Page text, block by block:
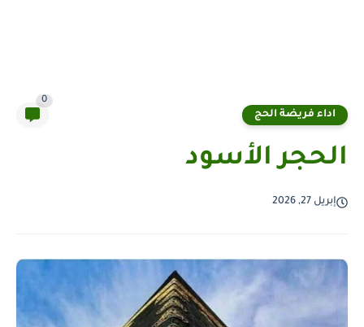
اداء فريضة الحج
0
الحجر الأسود
إبريل 27, 2026